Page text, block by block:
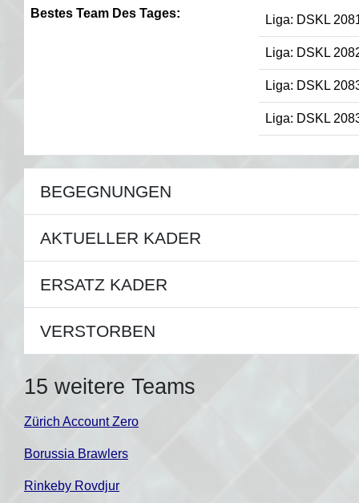
Bestes Team Des Tages: Liga: DSKL
Liga: DSKL
Liga: DSKL
Liga: DSKL
BEGEGNUNGEN
AKTUELLER KADER
ERSATZ KADER
VERSTORBEN
15 weitere Teams
Zürich Account Zero
Borussia Brawlers
Rinkeby Rovdjur